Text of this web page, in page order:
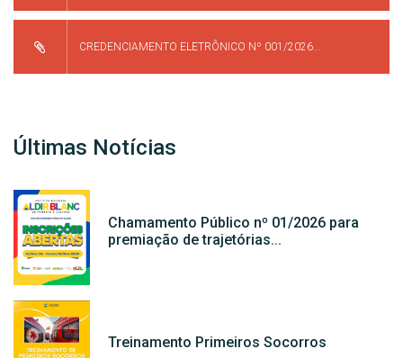
CREDENCIAMENTO ELETRÔNICO Nº 001/2026...
Últimas Notícias
Chamamento Público nº 01/2026 para
premiação de trajetórias...
Treinamento Primeiros Socorros